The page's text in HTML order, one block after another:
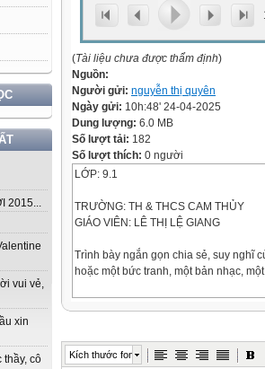
2015...
vui vẻ,
xin
thầy, cô
(Tài liệu chưa được thẩm định)
Nguồn:
Người gửi: nguyễn thị quyên
Ngày gửi: 10h:48' 24-04-2025
Dung lượng: 6.0 MB
Số lượt tải: 182
Số lượt thích: 0 người
LỚP: 9.1
TRƯỜNG: TH & THCS CAM THỦY
GIÁO VIÊN: LÊ THỊ LỆ GIANG
Trình bày ngắn gọn chia sẻ, suy nghĩ
hoặc một bức tranh, một bản nhạc,
Lạc Long Quân – Âu Cơ
Kích thước font